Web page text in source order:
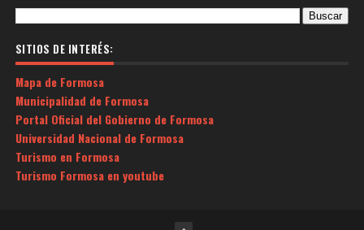
SITIOS DE INTERÉS:
Mapa de Formosa
Municipalidad de Formosa
Portal Oficial del Gobierno de Formosa
Universidad Nacional de Formosa
Turismo en Formosa
Turismo Formosa en youtube